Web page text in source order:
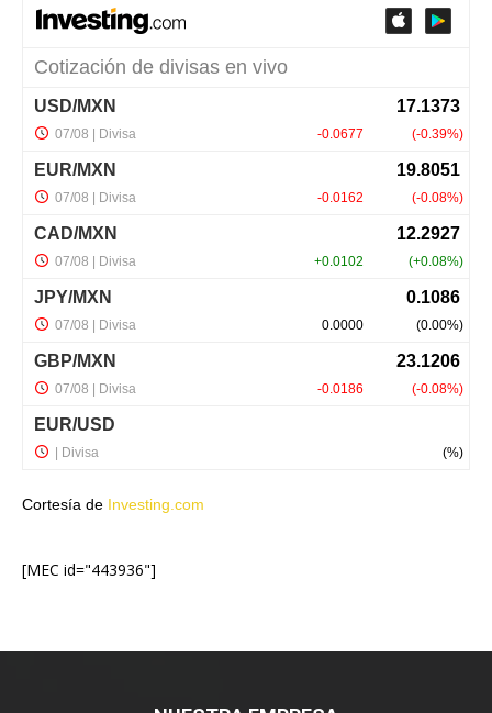
Cortesía de Investing.com
[MEC id="443936"]